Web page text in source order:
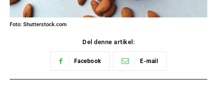
Foto: Shutterstock.com
Del denne artikel:
Facebook E-mail